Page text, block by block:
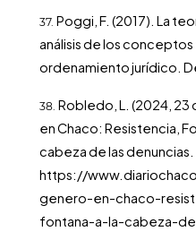
Poggi, F. (2017). La
análisis de los
ordenamiento jurídico.
Robledo, L. (2024, 23
en Chaco: Resistencia,
cabeza de las denuncias.
https://
genero-en-chaco-
fontana-a-la-cabeza-